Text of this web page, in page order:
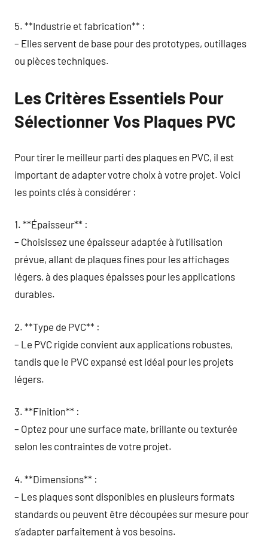
5. **Industrie et fabrication** :
– Elles servent de base pour des prototypes, outillages
ou pièces techniques.
Les Critères Essentiels Pour
Sélectionner Vos Plaques PVC
Pour tirer le meilleur parti des plaques en PVC, il est
important de adapter votre choix à votre projet. Voici
les points clés à considérer :
1. **Épaisseur** :
– Choisissez une épaisseur adaptée à l’utilisation
prévue, allant de plaques fines pour les affichages
légers, à des plaques épaisses pour les applications
durables.
2. **Type de PVC** :
– Le PVC rigide convient aux applications robustes,
tandis que le PVC expansé est idéal pour les projets
légers.
3. **Finition** :
– Optez pour une surface mate, brillante ou texturée
selon les contraintes de votre projet.
4. **Dimensions** :
– Les plaques sont disponibles en plusieurs formats
standards ou peuvent être découpées sur mesure pour
s’adapter parfaitement à vos besoins.